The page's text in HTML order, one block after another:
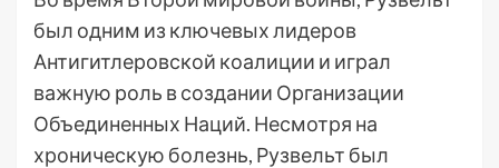
был одним из ключевых лидеров
Антигитлеровской коалиции и играл
важную роль в создании Организации
Объединенных Наций. Несмотря на
хроническую болезнь, Рузвельт был